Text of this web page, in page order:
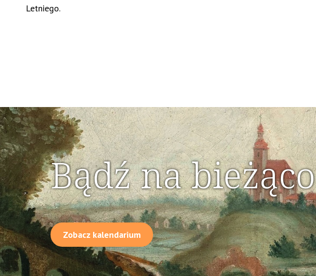
Letniego.
Bądź na bieżąco
Zobacz kalendarium